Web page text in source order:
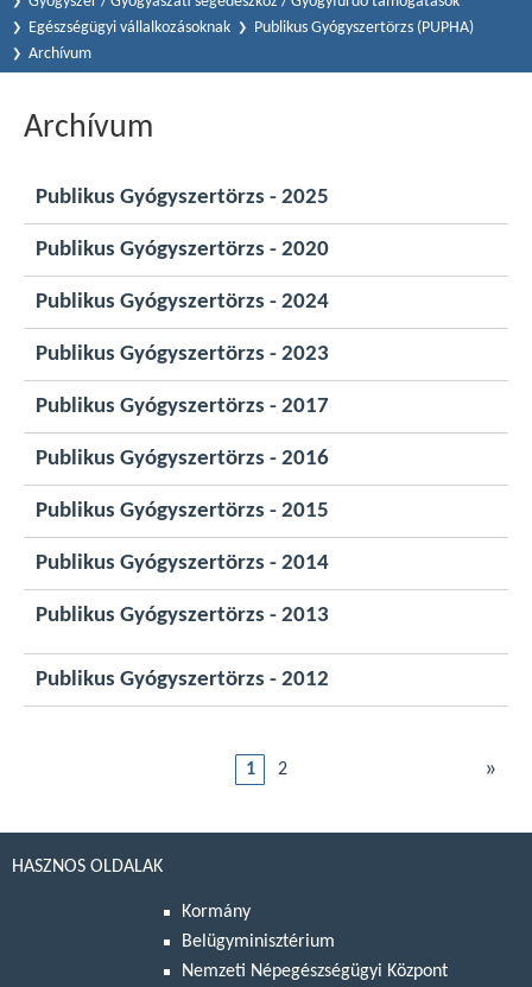
Egészségügyi vállalkozásoknak
Publikus Gyógyszertörzs (PUPHA)
Archívum
Archívum
Publikus Gyógyszertörzs - 2025
Publikus Gyógyszertörzs - 2020
Publikus Gyógyszertörzs - 2024
Publikus Gyógyszertörzs - 2023
Publikus Gyógyszertörzs - 2017
Publikus Gyógyszertörzs - 2016
Publikus Gyógyszertörzs - 2015
Publikus Gyógyszertörzs - 2014
Publikus Gyógyszertörzs - 2013
Publikus Gyógyszertörzs - 2012
1 2 »
HASZNOS OLDALAK
Kormány
Belügyminisztérium
Nemzeti Népegészségügyi Központ